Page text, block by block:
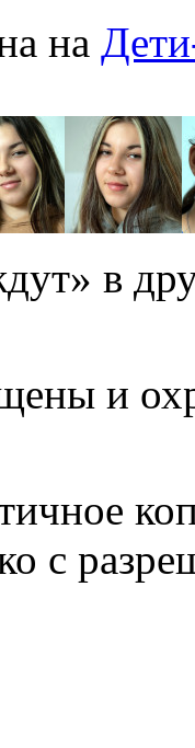
на
в
и
с